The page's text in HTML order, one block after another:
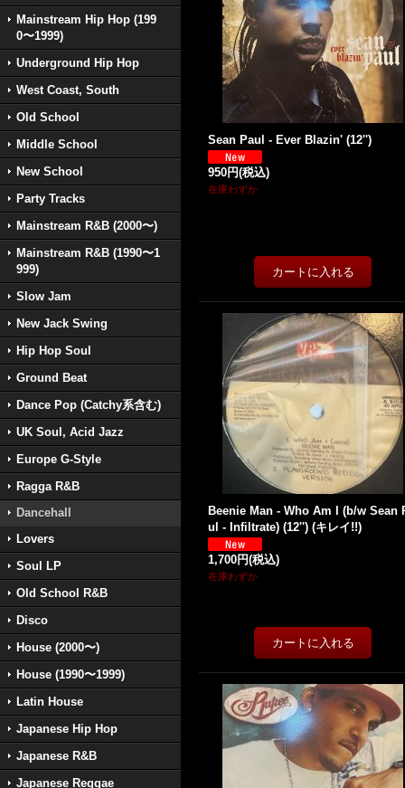
Mainstream Hip Hop (199
0〜1999)
Underground Hip Hop
West Coast, South
Old School
Middle School
New School
Party Tracks
Mainstream R&B (2000〜)
Mainstream R&B (1990〜1
999)
Slow Jam
New Jack Swing
Hip Hop Soul
Ground Beat
Dance Pop (Catchy系含む)
UK Soul, Acid Jazz
Europe G-Style
Ragga R&B
Dancehall
Lovers
Soul LP
Old School R&B
Disco
House (2000〜)
House (1990〜1999)
Latin House
Japanese Hip Hop
Japanese R&B
Japanese Reggae
Sean Paul - Ever Blazin' (12'')
950円(税込)
在庫わずか
Beenie Man - Who Am I (b/w Sean
ul - Infiltrate) (12'') (キレイ!!)
1,700円(税込)
在庫わずか